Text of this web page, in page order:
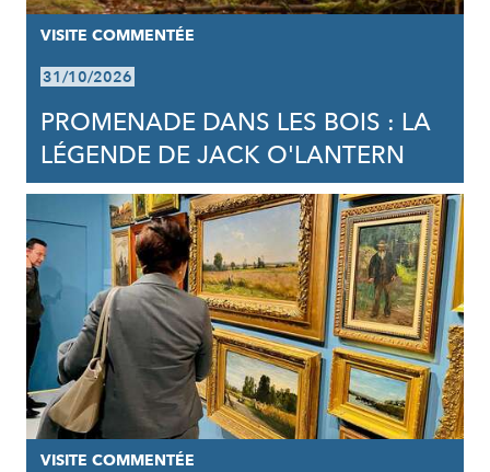
VISITE COMMENTÉE
31/10/2026
PROMENADE DANS LES BOIS : LA
LÉGENDE DE JACK O'LANTERN
VISITE COMMENTÉE